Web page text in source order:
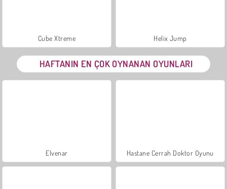
Cube Xtreme Helix Jump
HAFTANIN EN ÇOK OYNANAN OYUNLARI
Elvenar Hastane Cerrah Doktor Oyunu